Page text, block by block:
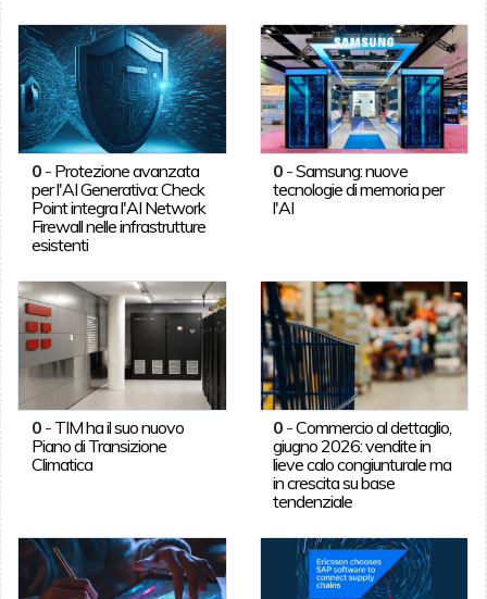
0- Protezione avanzata
per l'AI Generativa: Check
Point integra l'AI Network
Firewall nelle infrastrutture
esistenti
0 -Samsung: nuove
tecnologie di memoria per
l'AI
0- TIM ha il suo nuovo
Piano di Transizione
Climatica
0 -Commercio al dettaglio,
giugno 2026: vendite in
lieve calo congiunturale ma
in crescita su base
tendenziale